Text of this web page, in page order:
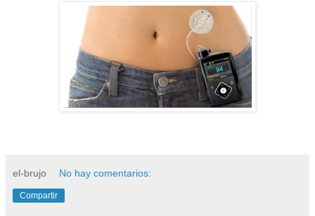
el-brujo No hay comentarios:
Compartir